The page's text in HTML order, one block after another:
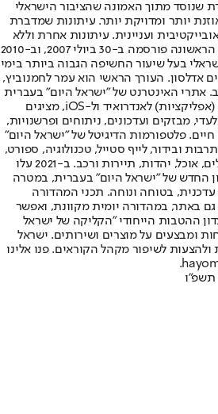
שנוסד מתוך האמונה שהציבור הישראלי
יותר ומדויקת יותר. עיתונות שמדברת
ועניינית. עיתונות אחרת וללא
תשלום. המהדורה המודפסת הראשונה פורסמה ב-30 ביולי 2007, וב-2010
בעל שיעור החשיפה הגבוה ביותר בימי
אדלסון. העורך הראשי הוא עמר לחמנוביץ,
אתרי האינטרנט של "ישראל היום" בעברית
ובאנגלית, כמו כן היישומונים (אפליקציות) לאנדרואיד ול-iOS, מציגים
מבזקים ועדכונים, ניתוחים ופרשנויות,
חיים. פלטפורמות הדיגיטל של "ישראל היום"
ובידור, לייף סטייל, טכנולוגיה, ספורט,
כלכלה וצרכנות, בריאות, חיילים, אוכל, יהדות, תיירות ורכב. ב-2021 עלו
החדש של "ישראל היום" בעברית, במטרה
בטוחה ונוחה. תכני המהדורה
באתר, במהדורה יומית מקוונת, ואפשר
ההטבות הייחודי "הקליקה של ישראל
ומבצעים על מוצרים ושירותים. ישראל
לשיפור מקהל הקוראים. פנו אלינו
תשפ"ו